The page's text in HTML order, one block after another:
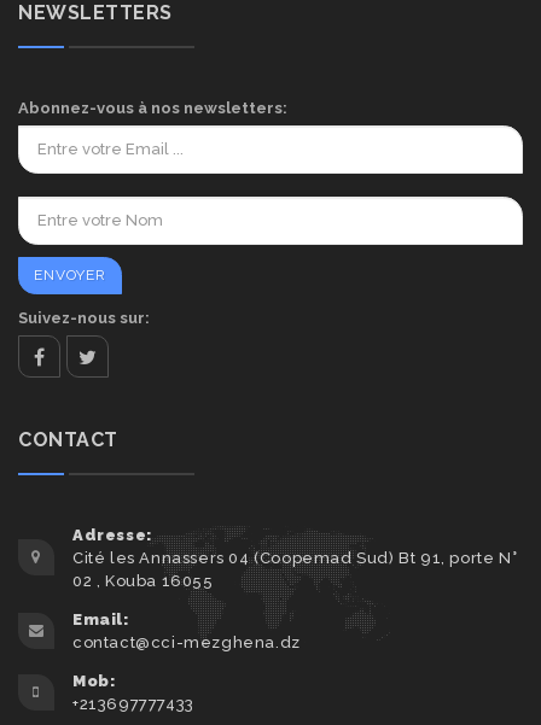
NEWSLETTERS
Abonnez-vous à nos newsletters:
Suivez-nous sur:
CONTACT
Adresse:
Cité les Annassers 04 (Coopemad Sud) Bt 91, porte N°
02 , Kouba 16055
Email:
contact@cci-mezghena.dz
Mob:
+213697777433